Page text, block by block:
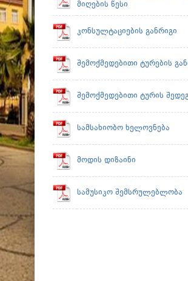
მიღების წესი
კონსულტაციების განრიგი
შემოქმედებითი ტურების
შემოქმედებითი ტურის
სამსახიობო ხელოვნება
მოდის დიზაინი
სამუსიკო შემსრულებლობა